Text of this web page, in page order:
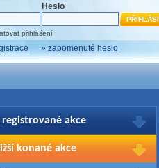
Heslo
přihlášení
» zapomenuté heslo
registrované akce
Vašich registrací na akce
přihlašte.
konané akce